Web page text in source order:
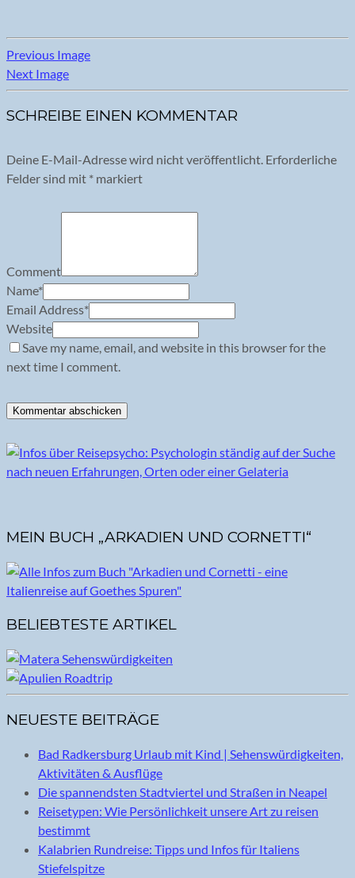
Previous Image
Next Image
SCHREIBE EINEN KOMMENTAR
Deine E-Mail-Adresse wird nicht veröffentlicht. Erforderliche
Felder sind mit * markiert
Comment
Name*
Email Address*
Website
Save my name, email, and website in this browser for the
next time I comment.
MEIN BUCH „ARKADIEN UND CORNETTI“
BELIEBTESTE ARTIKEL
NEUESTE BEITRÄGE
Bad Radkersburg Urlaub mit Kind | Sehenswürdigkeiten,
Aktivitäten & Ausflüge
Die spannendsten Stadtviertel und Straßen in Neapel
Reisetypen: Wie Persönlichkeit unsere Art zu reisen
bestimmt
Kalabrien Rundreise: Tipps und Infos für Italiens
Stiefelspitze